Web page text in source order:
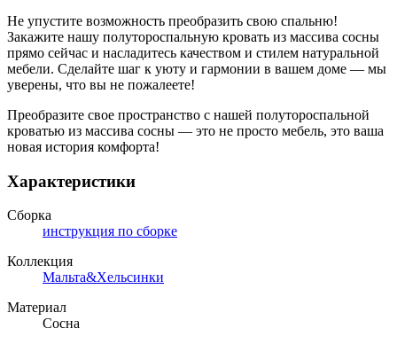
Не упустите возможность преобразить свою спальню!
Закажите нашу полутороспальную кровать из массива сосны
прямо сейчас и насладитесь качеством и стилем натуральной
мебели. Сделайте шаг к уюту и гармонии в вашем доме — мы
уверены, что вы не пожалеете!
Преобразите свое пространство с нашей полутороспальной
кроватью из массива сосны — это не просто мебель, это ваша
новая история комфорта!
Характеристики
Сборка
инструкция по сборке
Коллекция
Мальта&Хельсинки
Материал
Сосна